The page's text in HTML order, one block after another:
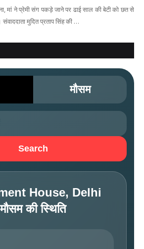
मां ने प्रेमी संग पकड़े जाने पर ढाई साल की बेटी को छत से
मुदित प्रताप सिंह की …
मौसम
Search
House, Delhi
मौसम की स्थिति